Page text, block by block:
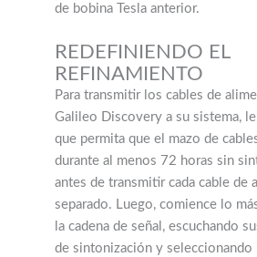
de bobina Tesla anterior.
REDEFINIENDO EL
REFINAMIENTO
Para transmitir los cables de
Galileo Discovery a su sistema,
que permita que el mazo de
durante al menos 72 horas sin
antes de transmitir cada cable de
separado. Luego, comience lo
la cadena de señal, escuchando
de sintonización y seleccionando